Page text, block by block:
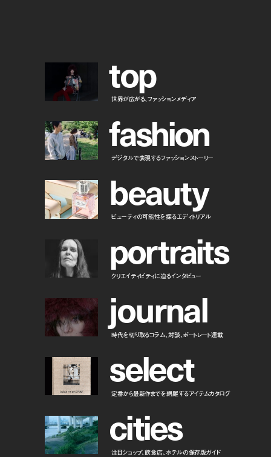
top
世界が広がる、ファッションメディア
fashion
デジタルで表現するファッションストーリー
beauty
ビューティの可能性を探るエディトリアル
portraits
クリエイティビティに迫るインタビュー
journal
時代を切り取るコラム、対談、ポートレート連載
select
定番から最新作までを網羅するアイテムカタログ
cities
注目ショップ、飲食店、ホテルの保存版ガイド